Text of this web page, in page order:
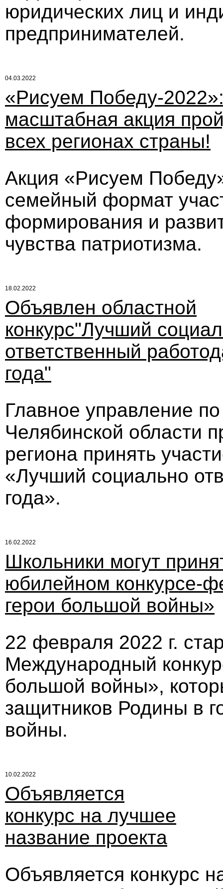
юридических лиц и
предпринимателей.
04.03.2022
«Рисуем Победу-
масштабная акция
всех регионах страны!
Акция «Рисуем
семейный формат
формирования и
чувства патриотизма.
18.02.2022
Объявлен областной
конкурс"Лучший
ответственный
года"
Главное управление
Челябинской области
региона принять
«Лучший социально
года».
16.02.2022
Школьники могут
юбилейном конкурсе-
герои большой войны»
22 февраля 2022 г.
Международный
большой войны»,
защитников Родины в
войны.
10.02.2022
Объявляется
конкурс на лучшее
название проекта
Объявляется конкурс